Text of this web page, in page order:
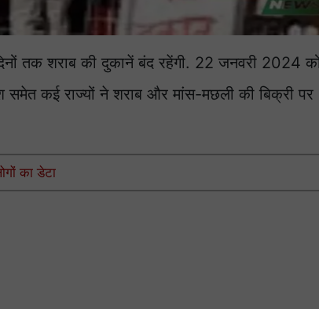
तक शराब की दुकानें बंद रहेंगी. 22 जनवरी 2024
समेत कई राज्यों ने शराब और मांस-मछली की बिक्री पर
का डेटा